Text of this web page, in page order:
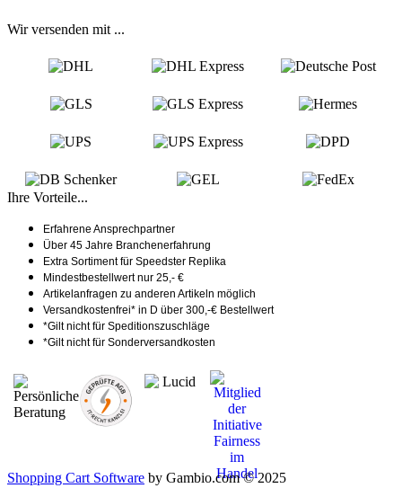
Wir versenden mit ...
Ihre Vorteile...
Erfahrene Ansprechpartner
Über 45 Jahre Branchenerfahrung
Extra Sortiment für Speedster Replika
Mindestbestellwert nur 25,- €
Artikelanfragen zu anderen Artikeln möglich
Versandkostenfrei* in D über 300,-€ Bestellwert
*Gilt nicht für Speditionszuschläge
*Gilt nicht für Sonderversandkosten
Shopping Cart Software by Gambio.com © 2025